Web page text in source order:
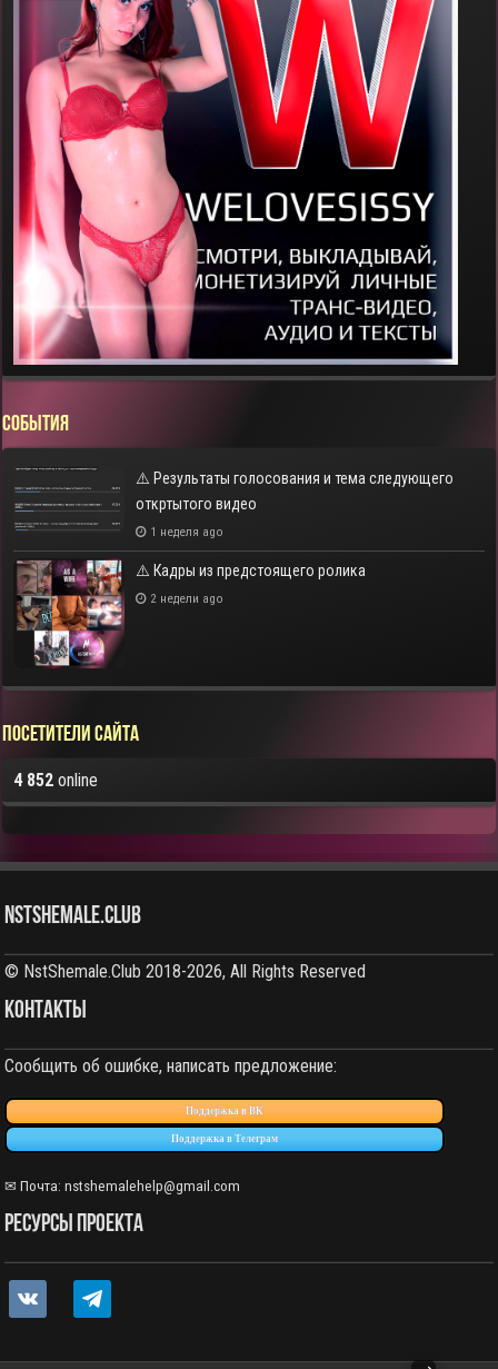
СОБЫТИЯ
⚠️ Результаты голосования и тема следующего
откртытого видео
1 неделя ago
⚠️ Кадры из предстоящего ролика
2 недели ago
Посетители сайта
4 852 online
NstShemale.Club
© NstShemale.Club 2018-2026, All Rights Reserved
КОНТАКТЫ
Сообщить об ошибке, написать предложение:
Поддержка в ВК
Поддержка в Телеграм
✉ Почта: nstshemalehelp@gmail.com
РЕСУРСЫ ПРОЕКТА
vkontakte telegram